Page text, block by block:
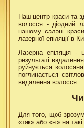
Наш центр краси та
волосся - діодний
нашому салоні
лазерної епіляції в
Лазерна епіляція -
результаті
руйнується
поглинається
видалення волосся.
Чи
Для того, щоб
«так» або «ні» на